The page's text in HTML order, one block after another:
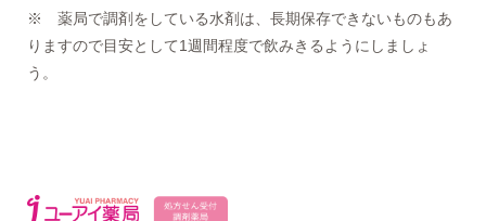
※ 薬局で調剤をしている水剤は、長期保存できないものもあ
りますので目安として1週間程度で飲みきるようにしましょ
う。